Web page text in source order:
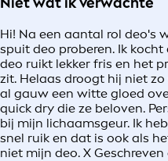
Hi! Na een aantal rol deo's
spuit deo proberen. Ik kocht
deo ruikt lekker fris en het
zit. Helaas droogt hij niet
al gauw een witte gloed
quick dry die ze beloven.
bij mijn lichaamsgeur. Ik
snel ruik en dat is ook als
niet mijn deo. X